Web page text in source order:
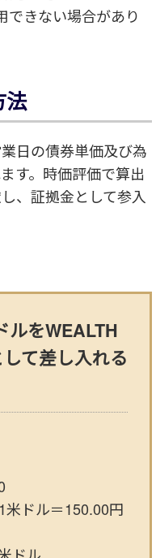
できない場合があり
法
日の債券単価及び為
す。時価評価で算出
、証拠金として参入
をWEALTH
て差し入れる
ドル＝150.00円
ドル